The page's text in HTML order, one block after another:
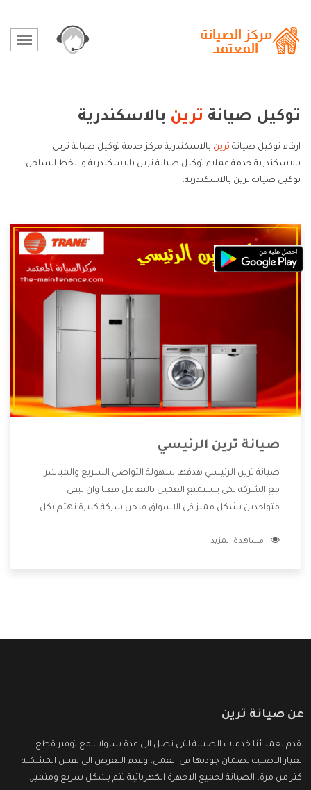
توكيل صيانة ترين بالاسكندرية
ارقام توكيل صيانة ترين بالاسكندرية مركز خدمة توكيل صيانة ترين
بالاسكندرية خدمة عملاء توكيل صيانة ترين بالاسكندرية و الخط الساخن
توكيل صيانة ترين بالاسكندرية.
صيانة ترين الرئيسي
صيانة ترين الرئيسي هدفها سهولة التواصل السريع والمباشر
مع الشركة لكى يستمتع العميل بالتعامل معنا وان نبقى
متواجدين بشكل مميز فى الاسواق فنحن شركة كبيرة نهتم بكل
الشركة بها والتى تكون منها خدمة الصيانة التى تكون من أهم
مشاهدة المزيد
عن صيانة ترين
نقدم لعملائنا خدمات الصيانة التى تصل الى عدة سنوات مع توفير قطع
الغيار الاصلية لضمان جودتها فى العمل، وعدم التعرض الى نفس المشكلة
اكثر من مرة، الصيانة لجميع الاجهزة الكهربائية تتم بشكل سريع ومتميز.